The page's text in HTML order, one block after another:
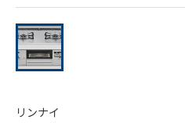
リンナイ